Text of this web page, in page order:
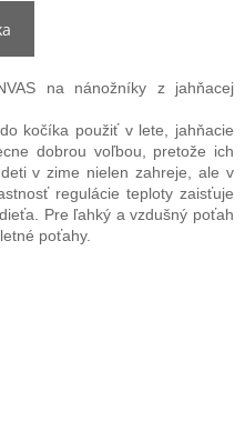
na nánožníky z jahňacej
kočíka použiť v lete, jahňacie
dobrou voľbou, pretože ich
v zime nielen zahreje, ale v
regulácie teploty zaisťuje
Pre ľahký a vzdušný poťah
poťahy.